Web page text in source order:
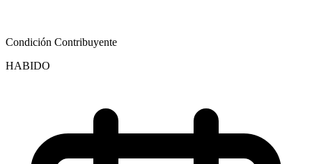
Condición Contribuyente
HABIDO